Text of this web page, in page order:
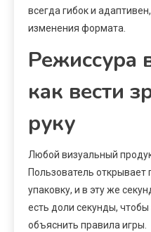
всегда гибок и
изменения формата.
Режиссура
как вести
руку
Любой визуальный
Пользователь открывает
упаковку, и в эту же
есть доли секунды,
объяснить правила игры.